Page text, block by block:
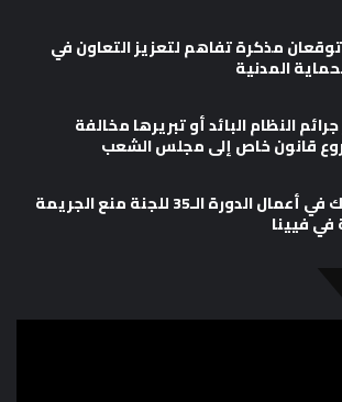
مذكرة تفاهم لتعزيز التعاون في
المدنية
النظام البائد أو تبريرها مخالفة
قانون خاص إلى مجلس الشعب
وزارة العدل تشارك في أعمال الدورة الـ35 للجنة منع الجريمة
في فيينا